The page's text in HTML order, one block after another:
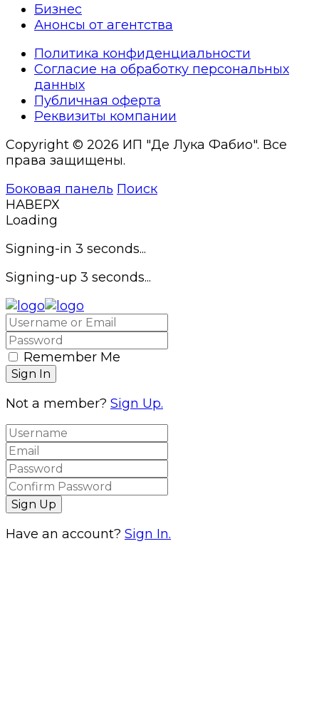
Бизнес
Анонсы от агентства
Политика конфиденциальности
Согласие на обработку персональных
данных
Публичная оферта
Реквизиты компании
Copyright © 2026 ИП "Де Лука Фабио". Все
права защищены.
Боковая панель Поиск
НАВЕРХ
Loading
Signing-in 3 seconds...
Signing-up 3 seconds...
Remember Me
Not a member? Sign Up.
Have an account? Sign In.